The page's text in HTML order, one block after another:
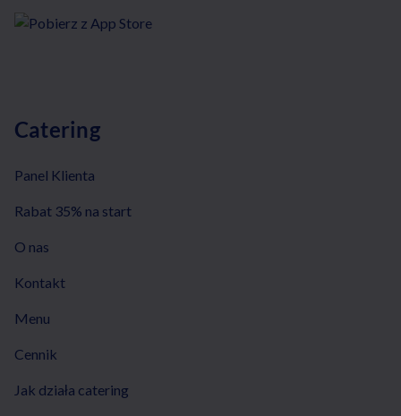
Catering
Panel Klienta
Rabat 35% na start
O nas
Kontakt
Menu
Cennik
Jak działa catering